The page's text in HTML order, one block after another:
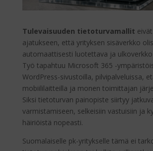
Tulevaisuuden tietoturvamallit
ajatukseen, että yrityksen sisäverkko
automaattisesti luotettava ja ulkoverkko
Työ tapahtuu Microsoft 365 -
WordPress-sivustoilla, pilvipalveluissa,
mobiililaitteilla ja monen toimittajan
Siksi tietoturvan painopiste siirtyy
varmistamiseen, selkeisiin vastuisiin ja
häiriöistä nopeasti.
Suomalaiselle pk-yritykselle tämä ei